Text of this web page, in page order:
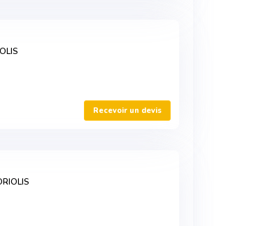
Recevoir un devis